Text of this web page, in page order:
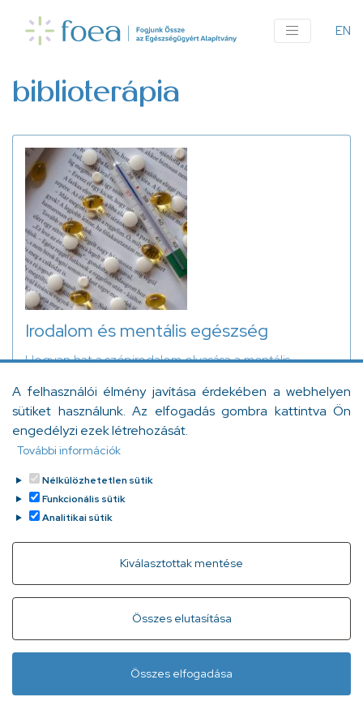
A felhasználói élmény javítása érdekében a webhelyen
sütiket használunk. Az elfogadás gombra kattintva Ön
engedélyzi ezek létrehozását.
További információk
Nélkülözhetetlen sütik
Funkcionális sütik
Analitikai sütik
Kiválasztottak mentése
Összes elutasítása
Withdraw consent
Összes elfogadása
tartalomra
EN
biblioterápia
Irodalom és mentális egészség
Hogyan hat a szépirodalom olvasása a mentális
mondanak erről a legújabb kutatások?
Orzóy Ágnes
2023. január 12.
Gyorslinkek
Adatvédelem Kapcsolat
+ 36 1 296 2556(normál díjas, 8:00-20:00 között
hívható)